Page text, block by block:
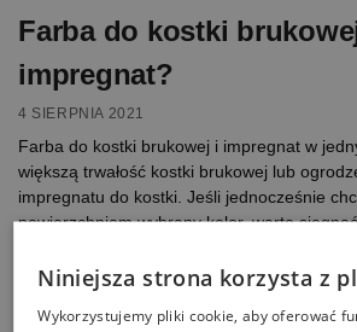
Farba do kostki
impregnat?
4 SIERPNIA 2021
Farba do kostki brukowej i impregnat w
większą trwałość kostki brukowej lub
impregnatu do kostki. Jeśli jednocześnie
powierzchniom wybrany kolor, warto
zapewniają ochronę przed szkodliwymi
betonowemu ogrodzeniu, […]
Niniejsza strona korzysta z
Wykorzystujemy pliki cookie, aby oferować